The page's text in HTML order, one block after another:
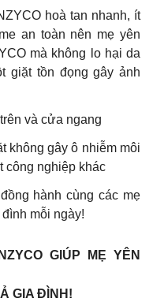
hoà tan nhanh, ít
an toàn nên mẹ yên
mà không lo hại da
giặt tồn đọng gây ảnh
và cửa ngang
không gây ô nhiễm môi
nghiệp khác
hành cùng các mẹ
mỗi ngày!
GIÚP MẸ YÊN
GIA ĐÌNH!